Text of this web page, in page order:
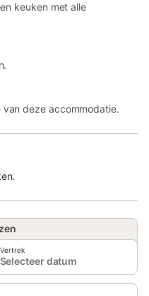
keuken met alle
deze accommodatie.
Vertrek
Selecteer datum